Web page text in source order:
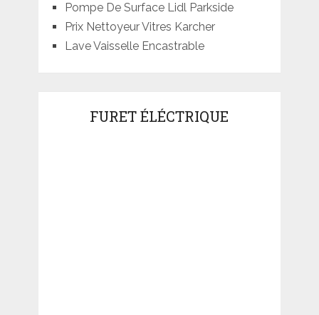
Pompe De Surface Lidl Parkside
Prix Nettoyeur Vitres Karcher
Lave Vaisselle Encastrable
FURET ÉLÉCTRIQUE